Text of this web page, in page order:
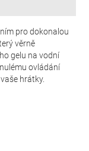
pro dokonalou
věrně
gelu na vodní
ovládání
hrátky.